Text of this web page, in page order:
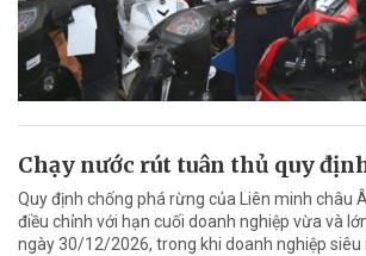
Chạy nước rút tuân thủ quy
Quy định chống phá rừng của Liên minh châu
điều chỉnh với hạn cuối doanh nghiệp vừa và
ngày 30/12/2026, trong khi doanh nghiệp siêu